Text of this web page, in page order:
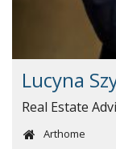
Lucyna
Real Estate
Arthome